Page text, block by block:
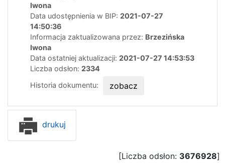
Iwona
Data udostępnienia w BIP: 2021-07-27
14:50:36
Informacja zaktualizowana przez: Brzezińska
Iwona
Data ostatniej aktualizacji: 2021-07-27 14:53:53
Liczba odsłon: 2334
Historia dokumentu:
zobacz
drukuj
[Liczba odsłon: 3676928]